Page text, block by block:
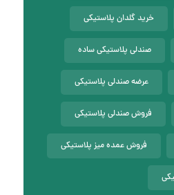
خرید گلدان پلاستیکی
صندلی پلاستیکی ساده
عرضه صندلی پلاستیکی
فروش صندلی پلاستیکی
فروش عمده میز پلاستیکی